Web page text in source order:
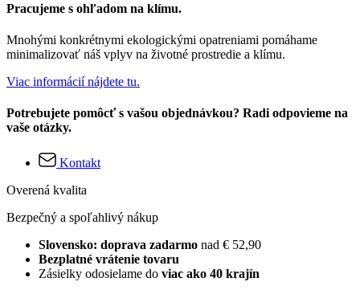
Pracujeme s ohľadom na klímu.
Mnohými konkrétnymi ekologickými opatreniami pomáhame
minimalizovať náš vplyv na životné prostredie a klímu.
Viac informácií nájdete tu.
Potrebujete pomôcť s vašou objednávkou? Radi odpovieme na
vaše otázky.
Kontakt
Overená kvalita
Bezpečný a spoľahlivý nákup
Slovensko: doprava zadarmo nad € 52,90
Bezplatné vrátenie tovaru
Zásielky odosielame do viac ako 40 krajín